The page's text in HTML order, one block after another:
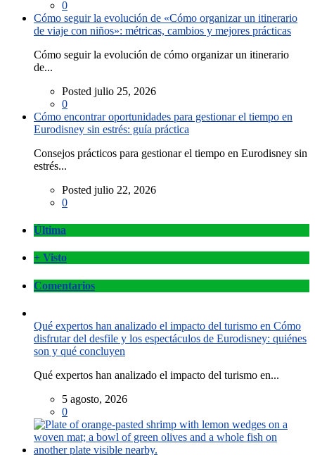
0
Cómo seguir la evolución de «Cómo organizar un itinerario
de viaje con niños»: métricas, cambios y mejores prácticas
Cómo seguir la evolución de cómo organizar un itinerario
de...
Posted julio 25, 2026
0
Cómo encontrar oportunidades para gestionar el tiempo en
Eurodisney sin estrés: guía práctica
Consejos prácticos para gestionar el tiempo en Eurodisney sin
estrés...
Posted julio 22, 2026
0
Última
+ Visto
Comentarios
Qué expertos han analizado el impacto del turismo en Cómo
disfrutar del desfile y los espectáculos de Eurodisney: quiénes
son y qué concluyen
Qué expertos han analizado el impacto del turismo en...
5 agosto, 2026
0